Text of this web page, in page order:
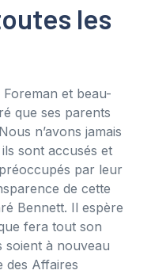
les
et beau-
que ses parents
n’avons jamais
sont accusés et
par leur
de cette
Bennett. Il espère
fera tout son
soient à nouveau
des Affaires